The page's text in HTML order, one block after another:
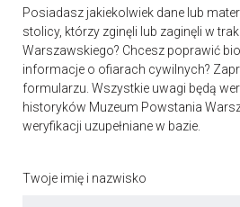
Posiadasz jakiekolwiek dane lub
stolicy, którzy zginęli lub zaginęli w
Warszawskiego? Chcesz poprawić
informacje o ofiarach cywilnych?
formularzu. Wszystkie uwagi będą
historyków Muzeum Powstania
weryfikacji uzupełniane w bazie.
Twoje imię i nazwisko